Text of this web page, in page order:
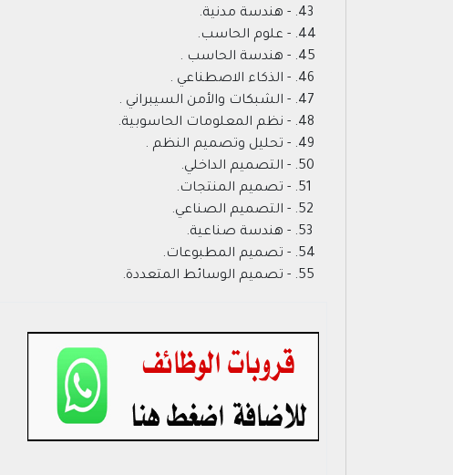
- هندسة مدنية.
- علوم الحاسب.
- هندسة الحاسب .
- الذكاء الاصطناعي .
- الشبكات والأمن السيبراني .
- نظم المعلومات الحاسوبية.
- تحليل وتصميم النظم .
- التصميم الداخلي.
- تصميم المنتجات.
- التصميم الصناعي.
- هندسة صناعية.
- تصميم المطبوعات.
- تصميم الوسائط المتعددة.